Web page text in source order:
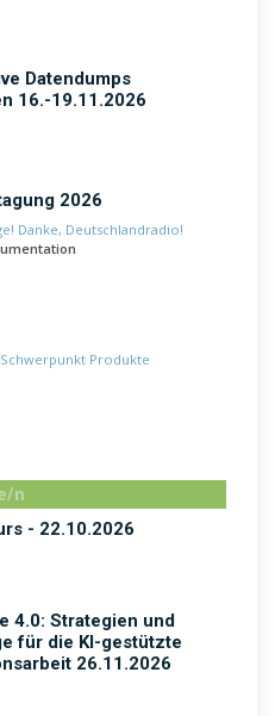
Datendumps
16.-19.11.2026
2026
Danke, Deutschlandradio!
Produkte
n
- 22.10.2026
4.0: Strategien und
für die KI-gestützte
26.11.2026